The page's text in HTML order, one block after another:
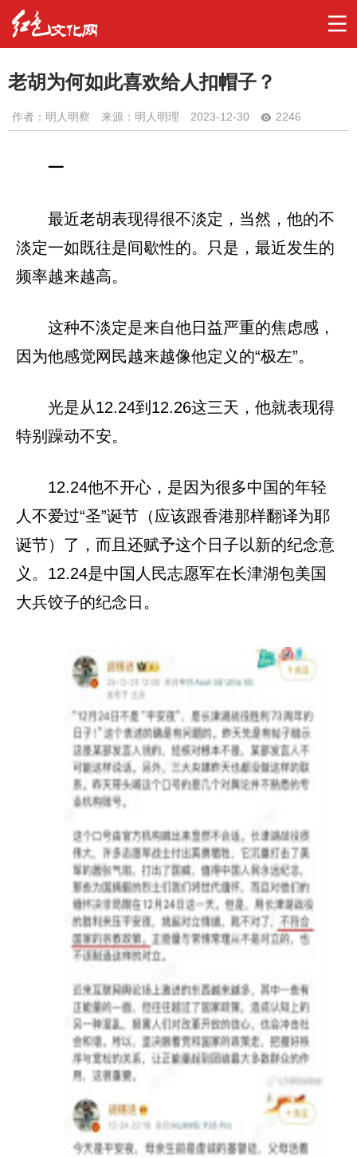
老胡为何如此喜欢给人扣帽子？
作者： 明人明察 来源：明人明理 2023-12-30 2246
一
最近老胡表现得很不淡定，当然，他的不
淡定一如既往是间歇性的。只是，最近发生的
频率越来越高。
这种不淡定是来自他日益严重的焦虑感，
因为他感觉网民越来越像他定义的“极左”。
光是从12.24到12.26这三天，他就表现得
特别躁动不安。
12.24他不开心，是因为很多中国的年轻
人不爱过“圣”诞节（应该跟香港那样翻译为耶
诞节）了，而且还赋予这个日子以新的纪念意
义。12.24是中国人民志愿军在长津湖包美国
大兵饺子的纪念日。